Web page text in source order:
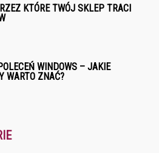
KTÓRE TWÓJ SKLEP TRACI
WINDOWS – JAKIE
WARTO ZNAĆ?